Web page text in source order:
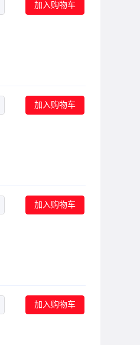
加入购物车
加入购物车
加入购物车
加入购物车